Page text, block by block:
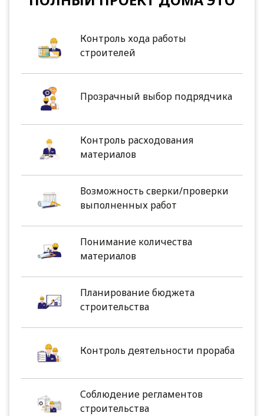
Контроль хода работы
строителей
Прозрачный выбор подрядчика
Контроль расходования
материалов
Возможность сверки/проверки
выполненных работ
Понимание количества
материалов
Планирование бюджета
строительства
Контроль деятельности прораба
Соблюдение регламентов
строительства